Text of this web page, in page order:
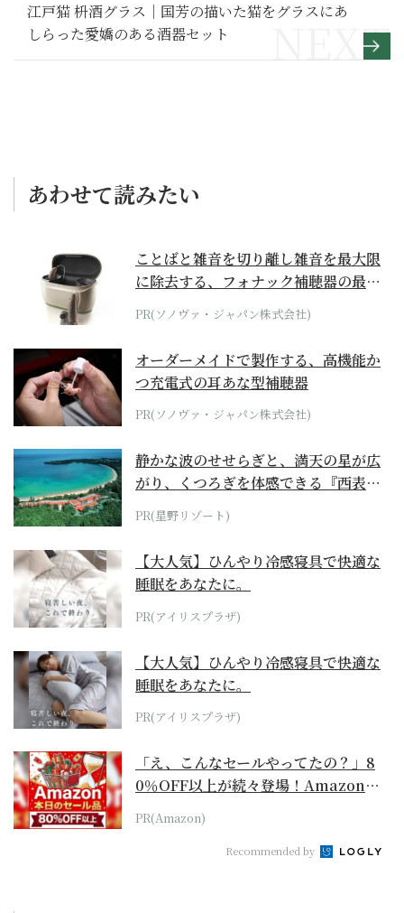
江戸猫 枡酒グラス｜国芳の描いた猫をグラスにあ
しらった愛嬌のある酒器セット
あわせて読みたい
ことばと雑音を切り離し雑音を最大限
に除去する、フォナック補聴器の最上
位モデル
PR(ソノヴァ・ジャパン株式会社)
オーダーメイドで製作する、高機能か
つ充電式の耳あな型補聴器
PR(ソノヴァ・ジャパン株式会社)
静かな波のせせらぎと、満天の星が広
がり、くつろぎを体感できる『西表島
ホテル by...
PR(星野リゾート)
【大人気】ひんやり冷感寝具で快適な
睡眠をあなたに。
PR(アイリスプラザ)
【大人気】ひんやり冷感寝具で快適な
睡眠をあなたに。
PR(アイリスプラザ)
「え、こんなセールやってたの？」8
0％OFF以上が続々登場！Amazonの
本気が...
PR(Amazon)
Recommended by